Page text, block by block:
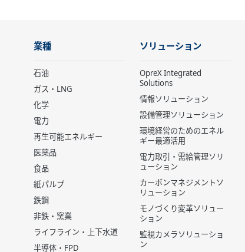
業種
石油
ガス・LNG
化学
電力
再生可能エネルギー
医薬品
食品
紙パルプ
鉄鋼
非鉄・窯業
ライフライン・上下水道
半導体・FPD
ソリューション
OpreX Integrated
Solutions
情報ソリューション
設備管理ソリューション
環境経営のためのエネル
ギー最適活用
電力取引・需給管理ソリ
ューション
カーボンマネジメントソ
リューション
モノづくり変革ソリュー
ション
監視カメラソリューショ
ン